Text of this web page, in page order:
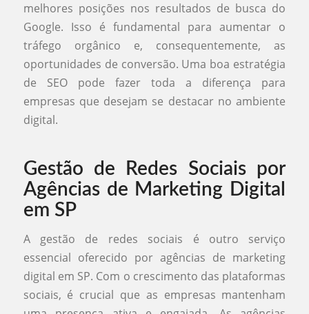
melhores posições nos resultados de busca do
Google. Isso é fundamental para aumentar o
tráfego orgânico e, consequentemente, as
oportunidades de conversão. Uma boa estratégia
de SEO pode fazer toda a diferença para
empresas que desejam se destacar no ambiente
digital.
Gestão de Redes Sociais por
Agências de Marketing Digital
em SP
A gestão de redes sociais é outro serviço
essencial oferecido por agências de marketing
digital em SP. Com o crescimento das plataformas
sociais, é crucial que as empresas mantenham